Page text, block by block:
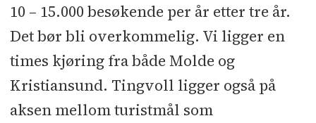
10 – 15.000 besøkende per år etter tre år.
Det bør bli overkommelig. Vi ligger en
times kjøring fra både Molde og
Kristiansund. Tingvoll ligger også på
aksen mellom turistmål som